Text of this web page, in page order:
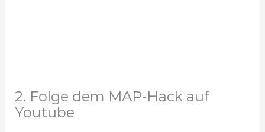
2. Folge dem MAP-Hack auf
Youtube